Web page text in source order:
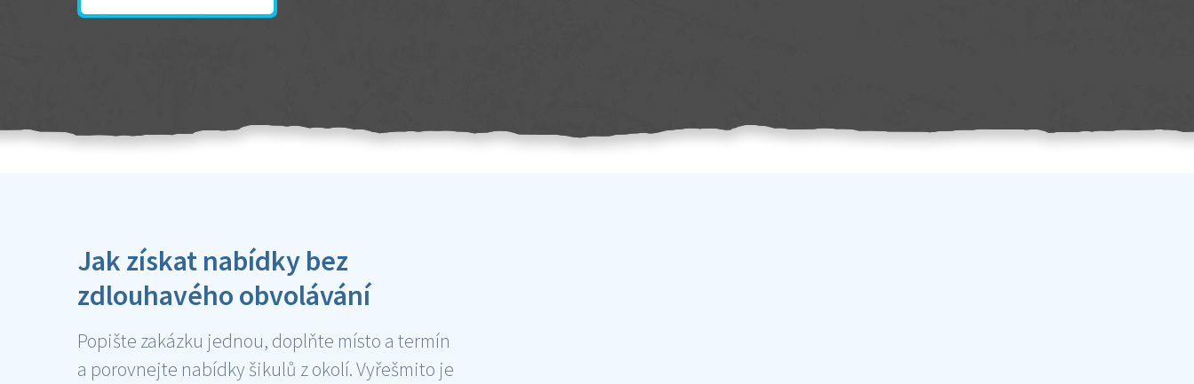
Jak získat nabídky bez
zdlouhavého obvolávání
Popište zakázku jednou, doplňte místo a termín
a porovnejte nabídky šikulů z okolí. Vyřešmito je